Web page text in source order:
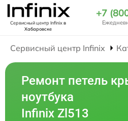
Сервисный центр Infinixв
Хабаровске
+7
Сервисный центр Infinix
Ремонт петель
ноутбука
Infinix Zl513